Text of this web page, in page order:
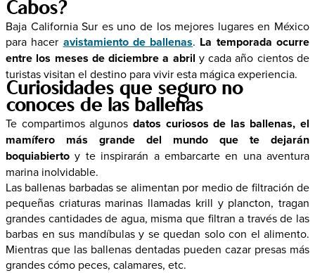
Cabos?
Baja California Sur es uno de los mejores lugares en México
para hacer avistamiento de ballenas. La temporada ocurre
entre los meses de diciembre a abril y cada año cientos de
turistas visitan el destino para vivir esta mágica experiencia.
Curiosidades que seguro no
conoces de las ballenas
Te compartimos algunos datos curiosos de las ballenas, el
mamífero más grande del mundo que te dejarán
boquiabierto y te inspirarán a embarcarte en una aventura
marina inolvidable.
Las ballenas barbadas se alimentan por medio de filtración de
pequeñas criaturas marinas llamadas krill y plancton, tragan
grandes cantidades de agua, misma que filtran a través de las
barbas en sus mandíbulas y se quedan solo con el alimento.
Mientras que las ballenas dentadas pueden cazar presas más
grandes cómo peces, calamares, etc.